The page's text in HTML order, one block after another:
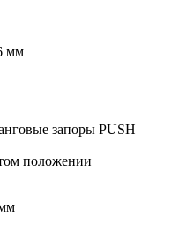
мм
запоры PUSH
положении